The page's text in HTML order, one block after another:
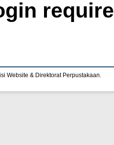
Website & Direktorat Perpustakaan.